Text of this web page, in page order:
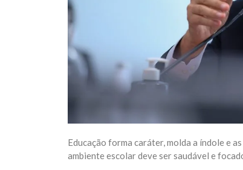
Educação forma caráter, molda a índole e
ambiente escolar deve ser saudável e